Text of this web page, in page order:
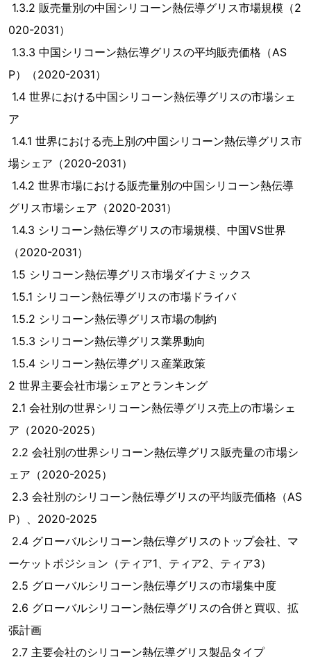
1.3.2 販売量別の中国シリコーン熱伝導グリス市場規模（2
020-2031）
1.3.3 中国シリコーン熱伝導グリスの平均販売価格（AS
P）（2020-2031）
1.4 世界における中国シリコーン熱伝導グリスの市場シェ
ア
1.4.1 世界における売上別の中国シリコーン熱伝導グリス市
場シェア（2020-2031）
1.4.2 世界市場における販売量別の中国シリコーン熱伝導
グリス市場シェア（2020-2031）
1.4.3 シリコーン熱伝導グリスの市場規模、中国VS世界
（2020-2031）
1.5 シリコーン熱伝導グリス市場ダイナミックス
1.5.1 シリコーン熱伝導グリスの市場ドライバ
1.5.2 シリコーン熱伝導グリス市場の制約
1.5.3 シリコーン熱伝導グリス業界動向
1.5.4 シリコーン熱伝導グリス産業政策
2 世界主要会社市場シェアとランキング
2.1 会社別の世界シリコーン熱伝導グリス売上の市場シェ
ア（2020-2025）
2.2 会社別の世界シリコーン熱伝導グリス販売量の市場シ
ェア（2020-2025）
2.3 会社別のシリコーン熱伝導グリスの平均販売価格（AS
P）、2020-2025
2.4 グローバルシリコーン熱伝導グリスのトップ会社、マ
ーケットポジション（ティア1、ティア2、ティア3）
2.5 グローバルシリコーン熱伝導グリスの市場集中度
2.6 グローバルシリコーン熱伝導グリスの合併と買収、拡
張計画
2.7 主要会社のシリコーン熱伝導グリス製品タイプ